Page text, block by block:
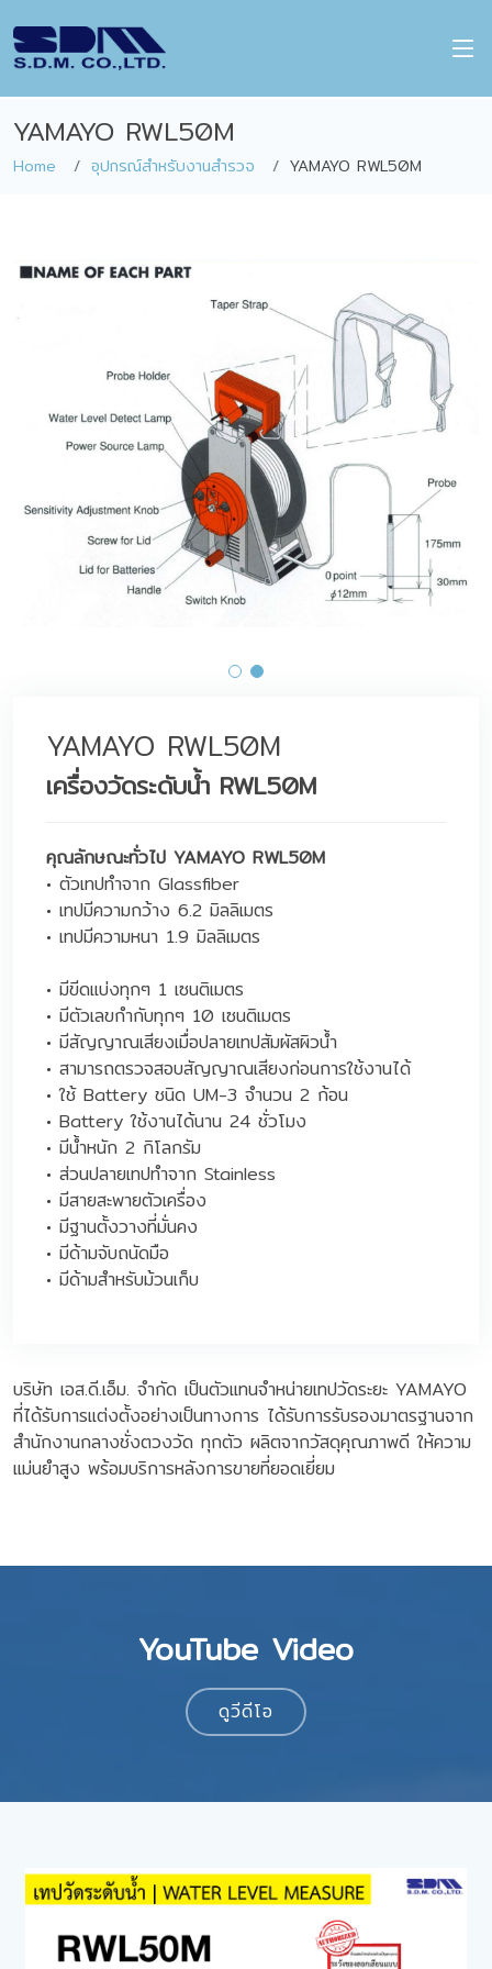
YAMAYO RWL50M
Home อุปกรณ์สำหรับงานสำรวจ YAMAYO RWL50M
YAMAYO RWL50M
เครื่องวัดระดับน้ำ RWL50M
คุณลักษณะทั่วไป YAMAYO RWL50M
• ตัวเทปทำจาก Glassfiber
• เทปมีความกว้าง 6.2 มิลลิเมตร
• เทปมีความหนา 1.9 มิลลิเมตร
• มีขีดแบ่งทุกๆ 1 เซนติเมตร
• มีตัวเลขกำกับทุกๆ 10 เซนติเมตร
• มีสัญญาณเสียงเมื่อปลายเทปสัมผัสผิวน้ำ
• สามารถตรวจสอบสัญญาณเสียงก่อนการใช้งานได้
• ใช้ Battery ชนิด UM-3 จำนวน 2 ก้อน
• Battery ใช้งานได้นาน 24 ชั่วโมง
• มีน้ำหนัก 2 กิโลกรัม
• ส่วนปลายเทปทำจาก Stainless
• มีสายสะพายตัวเครื่อง
• มีฐานตั้งวางที่มั่นคง
• มีด้ามจับถนัดมือ
• มีด้ามสำหรับม้วนเก็บ
บริษัท เอส.ดี.เอ็ม. จำกัด เป็นตัวแทนจำหน่ายเทปวัดระยะ YAMAYO
ที่ได้รับการแต่งตั้งอย่างเป็นทางการ ได้รับการรับรองมาตรฐานจาก
สำนักงานกลางชั่งตวงวัด ทุกตัว ผลิตจากวัสดุคุณภาพดี ให้ความ
แม่นยำสูง พร้อมบริการหลังการขายที่ยอดเยี่ยม
YouTube Video
ดูวีดีโอ